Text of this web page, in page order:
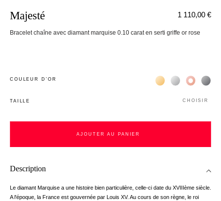
Majesté
Bracelet chaîne avec diamant marquise 0.10 carat en serti griffe or rose
1 110,00 €
COULEUR D’OR Жёлтое золото 18К
Белое золото
Розовое
TAILLE CHOISIR
AJOUTER AU PANIER
Description
Le diamant Marquise a une histoire bien particulière, celle-ci date du XVIIIème siècle.
A l'époque, la France est gouvernée par Louis XV. Au cours de son règne, le roi